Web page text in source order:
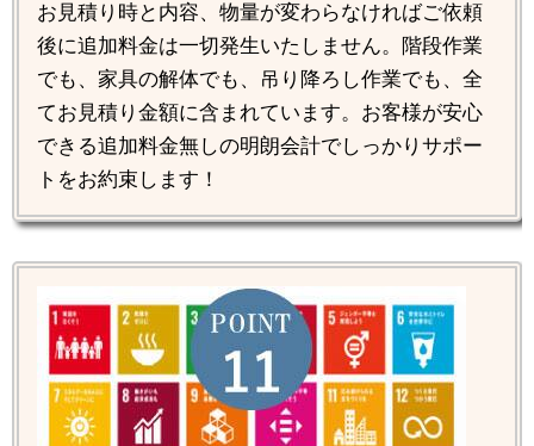
お見積り時と内容、物量が変わらなければご依頼
後に追加料金は一切発生いたしません。階段作業
でも、家具の解体でも、吊り降ろし作業でも、全
てお見積り金額に含まれています。お客様が安心
できる追加料金無しの明朗会計でしっかりサポー
トをお約束します！